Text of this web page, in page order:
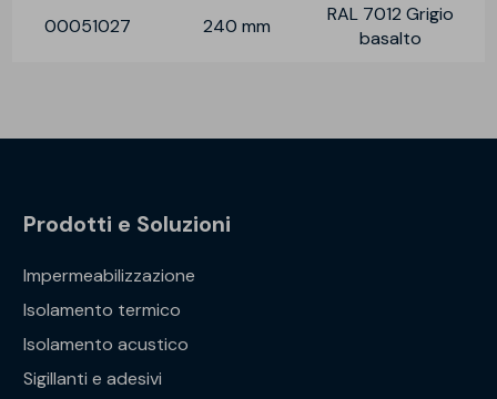
00051027 240 mm
RAL 7012 Grigio
basalto
Prodotti e Soluzioni
Impermeabilizzazione
Isolamento termico
Isolamento acustico
Sigillanti e adesivi